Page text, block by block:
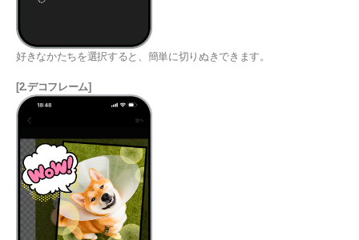
好きなかたちを選択すると、簡単に切りぬきできます。
[2.デコフレーム]